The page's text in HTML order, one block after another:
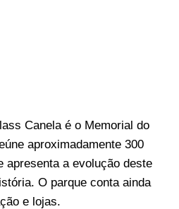
Canela é o Memorial do
aproximadamente 300
apresenta a evolução deste
O parque conta ainda
e lojas.